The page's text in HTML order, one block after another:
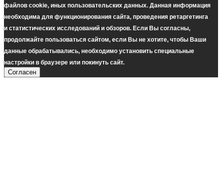
файлов cookie, иных пользовательских данных. Данная информация
необходима для функционирования сайта, проведения ретаргетинга
и статистических исследований и обзоров. Если Вы согласны,
продолжайте пользоваться сайтом, если Вы не хотите, чтобы Ваши
данные обрабатывались, необходимо установить специальные
настройки в браузере или покинуть сайт.
Согласен